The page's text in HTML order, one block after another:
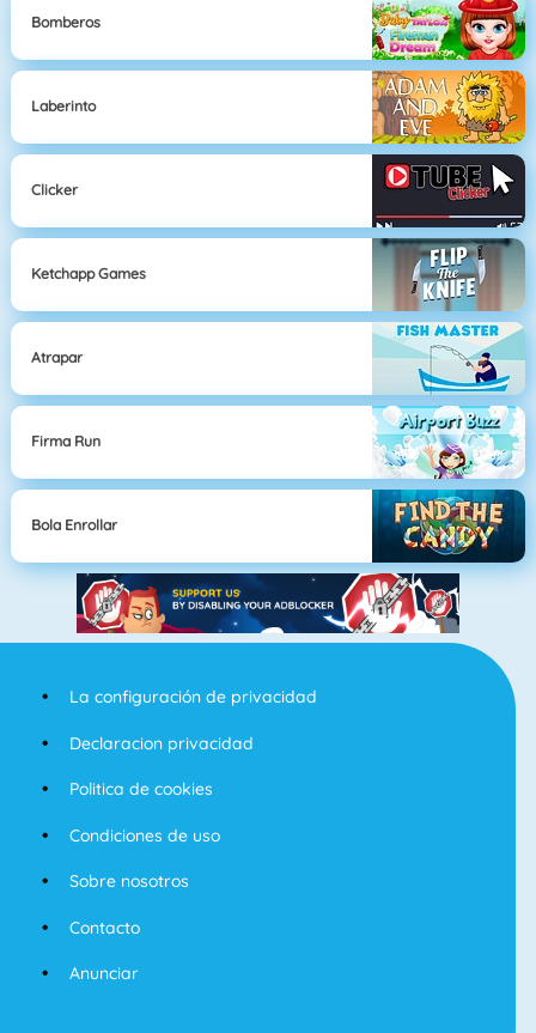
Bomberos
Laberinto
Clicker
Ketchapp Games
Atrapar
Firma Run
Bola Enrollar
La configuración de privacidad
Declaracion privacidad
Politica de cookies
Condiciones de uso
Sobre nosotros
Contacto
Anunciar